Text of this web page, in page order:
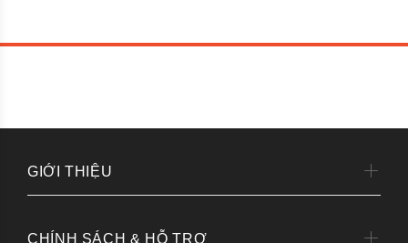
GIỚI THIỆU
CHÍNH SÁCH & HỖ TRỢ